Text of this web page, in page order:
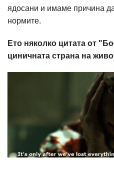
ядосани и имаме причина
нормите.
Ето няколко цитата от
циничната страна на